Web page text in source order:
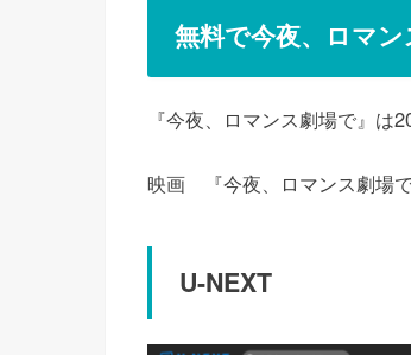
無料で今夜、ロマ
『今夜、ロマンス劇場で』は
映画 『今夜、ロマンス劇場
U-NEXT